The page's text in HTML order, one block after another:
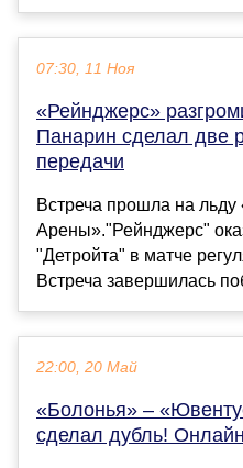
07:30, 11 Ноя
«Рейнджерс»
Панарин сделал две
передачи
Встреча прошла на
Арены»."Рейнджерс"
"Детройта" в матче
Встреча завершилась
22:00, 20 Май
«Болонья» –
сделал дубль!